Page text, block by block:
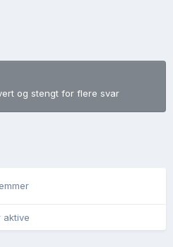
og stengt for flere svar
aktive